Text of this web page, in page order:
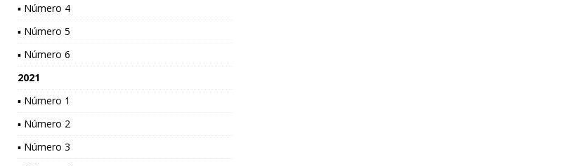
▪ Número 4
▪ Número 5
▪ Número 6
2021
▪ Número 1
▪ Número 2
▪ Número 3